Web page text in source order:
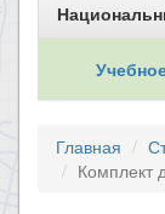
Главная
Комплект